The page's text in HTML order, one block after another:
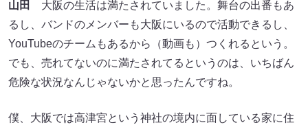
山田
大阪の生活は満たされていました。舞台の出番もあ
るし、バンドのメンバーも大阪にいるので活動できるし、
YouTubeのチームもあるから（動画も）つくれるという。
でも、売れてないのに満たされてるというのは、いちばん
危険な状況なんじゃないかと思ったんですね。
僕、大阪では高津宮という神社の境内に面している家に住